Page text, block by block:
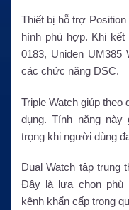
Thiết bị hỗ trợ
hình phù hợp. Khi
0183, Uniden
các chức năng DSC.
Triple Watch giúp theo
dụng. Tính năng
trọng khi người dùng
Dual Watch tập trung
Đây là lựa chọn phù
kênh khẩn cấp trong